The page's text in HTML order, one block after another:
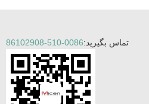
تماس بگیرید:0086-510-86102908